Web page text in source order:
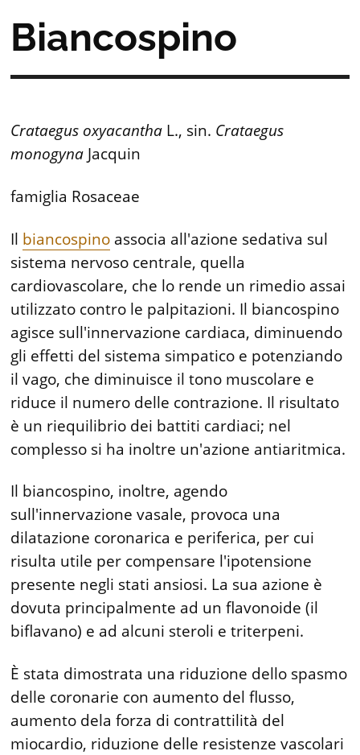
Biancospino
Crataegus oxyacantha L., sin. Crataegus
monogyna Jacquin
famiglia Rosaceae
Il biancospino associa all'azione sedativa sul
sistema nervoso centrale, quella
cardiovascolare, che lo rende un rimedio assai
utilizzato contro le palpitazioni. Il biancospino
agisce sull'innervazione cardiaca, diminuendo
gli effetti del sistema simpatico e potenziando
il vago, che diminuisce il tono muscolare e
riduce il numero delle contrazione. Il risultato
è un riequilibrio dei battiti cardiaci; nel
complesso si ha inoltre un'azione antiaritmica.
Il biancospino, inoltre, agendo
sull'innervazione vasale, provoca una
dilatazione coronarica e periferica, per cui
risulta utile per compensare l'ipotensione
presente negli stati ansiosi. La sua azione è
dovuta principalmente ad un flavonoide (il
biflavano) e ad alcuni steroli e triterpeni.
È stata dimostrata una riduzione dello spasmo
delle coronarie con aumento del flusso,
aumento dela forza di contrattilità del
miocardio, riduzione delle resistenze vascolari